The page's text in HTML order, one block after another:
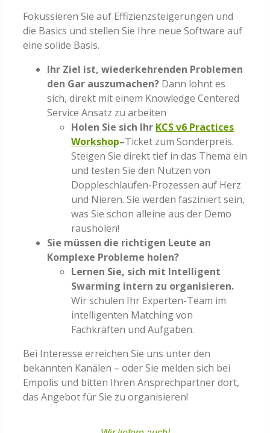
Fokussieren Sie auf Effizienzsteigerungen und
die Basics und stellen Sie Ihre neue Software auf
eine solide Basis.
Ihr Ziel ist, wiederkehrenden Problemen
den Gar auszumachen? Dann lohnt es
sich, direkt mit einem Knowledge Centered
Service Ansatz zu arbeiten
Holen Sie sich Ihr KCS v6 Practices
Workshop–Ticket zum Sonderpreis.
Steigen Sie direkt tief in das Thema ein
und testen Sie den Nutzen von
Doppleschlaufen-Prozessen auf Herz
und Nieren. Sie werden fasziniert sein,
was Sie schon alleine aus der Demo
rausholen!
Sie müssen die richtigen Leute an
Komplexe Probleme holen?
Lernen Sie, sich mit Intelligent
Swarming intern zu organisieren.
Wir schulen Ihr Experten-Team im
intelligenten Matching von
Fachkräften und Aufgaben.
Bei Interesse erreichen Sie uns unter den
bekannten Kanälen – oder Sie melden sich bei
Empolis und bitten Ihren Ansprechpartner dort,
das Angebot für Sie zu organisieren!